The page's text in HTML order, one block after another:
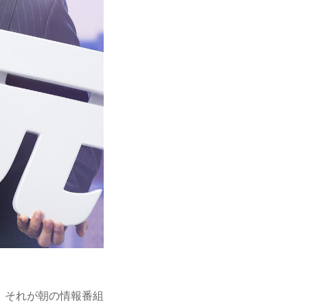
れが朝の情報番組